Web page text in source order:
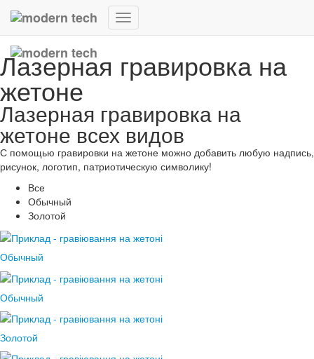
Переключить
Лазерная гравировка на
жетоне
Лазерная гравировка на
жетоне всех видов
С помощью гравировки на жетоне можно добавить любую надпись,
рисунок, логотип, патриотическую символику!
Все
Обычный
Золотой
Обычный
Обычный
Золотой